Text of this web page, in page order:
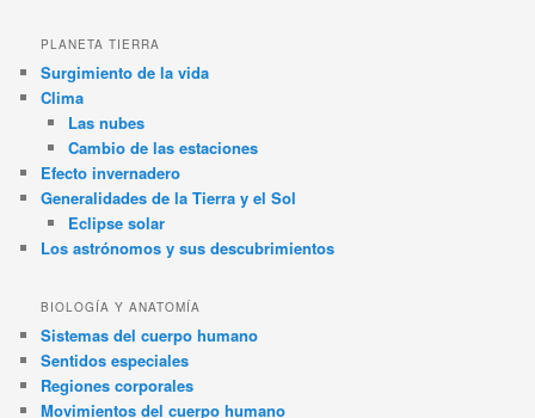
PLANETA TIERRA
Surgimiento de la vida
Clima
Las nubes
Cambio de las estaciones
Efecto invernadero
Generalidades de la Tierra y el Sol
Eclipse solar
Los astrónomos y sus descubrimientos
BIOLOGÍA Y ANATOMÍA
Sistemas del cuerpo humano
Sentidos especiales
Regiones corporales
Movimientos del cuerpo humano